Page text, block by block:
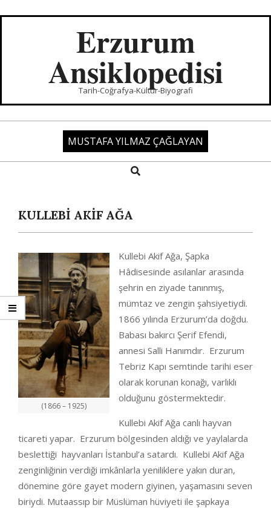
Erzurum
Ansiklopedisi
Tarih-Coğrafya-Kültür-Biyografi
MUSTAFA YILMAZ ÇAĞLAYAN
Search
KULLEBİ AKİF AĞA
(1866 – 1925)
Kullebi Akif Ağa, Şapka
Hâdisesinde asılanlar arasında
şehrin en ziyade tanınmış,
mümtaz ve zengin şahsiyetiydi.
1866 yılında Erzurum’da doğdu.
Babası bakırcı Şerif Efendi,
annesi Salli Hanımdır. Erzurum
Tebriz Kapı semtinde tarihi eser
olarak korunan konağı, varlıklı
olduğunu göstermektedir.
Kullebi Akif Ağa canlı hayvan
ticareti yapar. Erzurum bölgesinden aldığı ve yaylalarda
beslettiği hayvanları İstanbul’a satardı. Kullebi Akif Ağa
zenginliğinin verdiği imkânlarla yeniliklere yakın duran,
dönemine göre gayet modern giyinen, yaşamasını seven
biriydi. Mutaassıp bir Müslüman hüviyeti ile şapkaya